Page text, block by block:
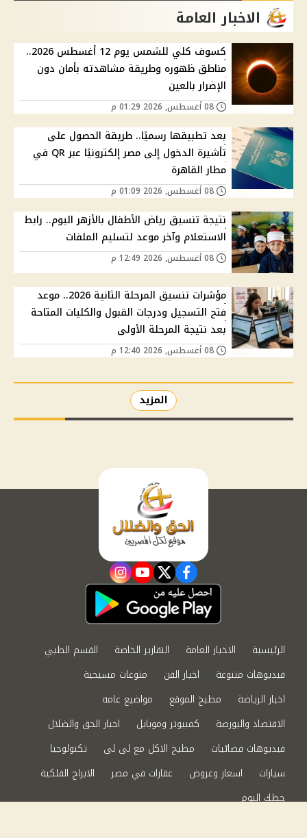
الاخبار العامة
كسوف كلي للشمس يوم 12 أغسطس 2026..
مناطق ظهوره وطريقة مشاهدته بأمان دون
الإضرار بالعين
بعد تطبيقها رسميًا.. طريقة الحصول على
تأشيرة الدخول إلى مصر إلكترونيًا عبر QR في
مطار القاهرة
نتيجة تنسيق رياض الأطفال بالأزهر اليوم.. رابط
الاستعلام وآخر موعد لتسليم الملفات
مؤشرات تنسيق المرحلة الثانية 2026.. موعد
فتح التسجيل ودرجات القبول والكليات المتاحة
بعد نتيجة المرحلة الأولى
المزيد
facebook
twitter
youtube
instagram
الرئيسية الاخبار العامة التقارير الخاصة
القسم الطبي
فيديوهات متنوعة
اخبار الفن
منوعات مسيحية
اخبار الرياضة
مطبخ الموقع
مواضيع عامة
الاقتصاد والبورصة
كمبيوتر وموبايل
اخبار الحق والضلال
فيديوهات فضائيات
مطبخ الاكل مع لى لى
تكنولوجيا
سيارات
اسعار وعروض عقارات في مصر
الابراج الفلكية
حظك اليوم